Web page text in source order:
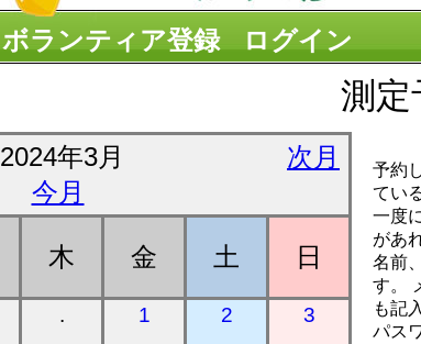
ボランティア登録 ログイン
測定
2024年3月
次月
今月
木 金 土 日
. 1 2 3
予約
てい
一度
があ
名前
す。
も記
パス